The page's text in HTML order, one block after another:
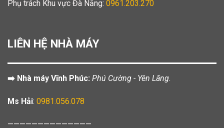
Phụ trách Khu vực Đà Nẵng: 0961.203.270
LIÊN HỆ NHÀ MÁY
➡️ Nhà máy Vĩnh Phúc: Phú Cường - Yên Lãng.
Ms Hải: 0981.056.078
——————————————